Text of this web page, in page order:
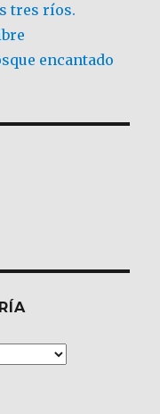
tres ríos.
encantado